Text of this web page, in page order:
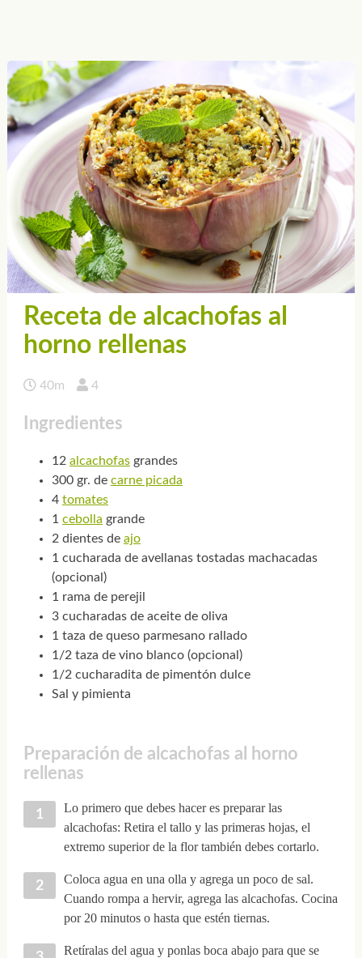
Receta de alcachofas al
horno rellenas
40m 4
Ingredientes
12 alcachofasgrandes
300 gr. de carne picada
4 tomates
1 cebolla grande
2 dientes de ajo
1 cucharada de avellanas tostadas machacadas
(opcional)
1 rama de perejil
3 cucharadas de aceite de oliva
1 taza de queso parmesano rallado
1/2 taza de vino blanco (opcional)
1/2 cucharadita de pimentón dulce
Sal y pimienta
Preparación de alcachofas al horno
rellenas
Lo primero que debes hacer es preparar las
alcachofas: Retira el tallo y las primeras hojas, el
extremo superior de la flor también debes cortarlo.
Coloca agua en una olla y agrega un poco de sal.
Cuando rompa a hervir, agrega las alcachofas. Cocina
por 20 minutos o hasta que estén tiernas.
Retíralas del agua y ponlas boca abajo para que se